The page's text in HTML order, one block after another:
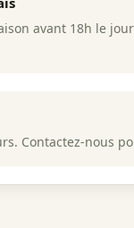
avant 18h le
Contactez-nous